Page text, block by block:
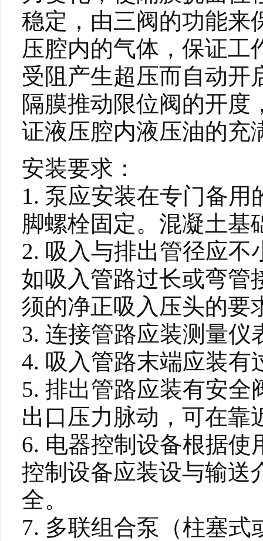
稳定，由三阀的功能来
压腔内的气体，保证工
受阻产生超压而自动开
隔膜推动限位阀的开度
证液压腔内液压油的充
安装要求：
1. 泵应安装在专门备
脚螺栓固定。混凝土基
2. 吸入与排出管径应
如吸入管路过长或弯管
须的净正吸入压头的要
3. 连接管路应装测量仪
4. 吸入管路末端应装有
5. 排出管路应装有安
出口压力脉动，可在靠
6. 电器控制设备根据
控制设备应装设与输送
全。
7. 多联组合泵（柱塞